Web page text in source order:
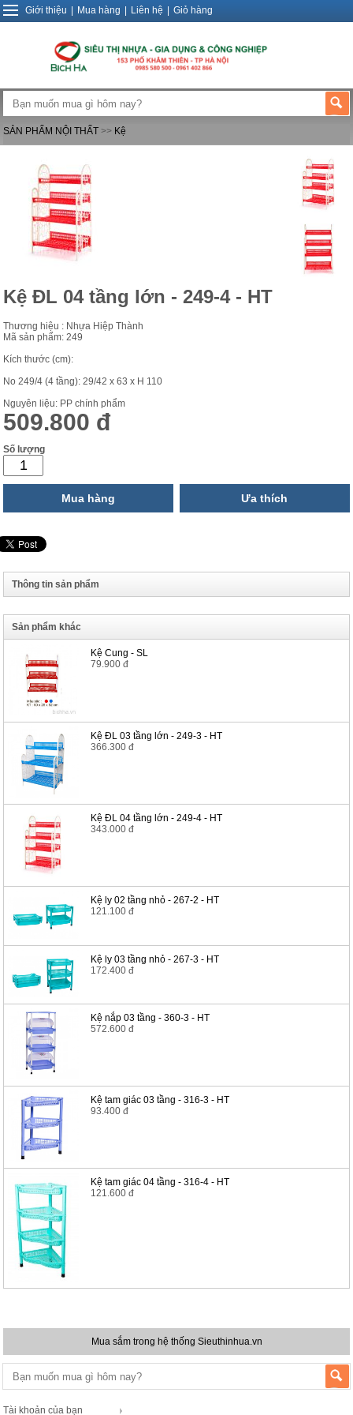
Giới thiệu Mua hàng Liên hệ Giỏ hàng
SẢN PHẨM NỘI THẤT >> Kệ
Kệ ĐL 04 tầng lớn - 249-4 - HT
Thương hiệu : Nhựa Hiệp Thành
Mã sản phẩm: 249
Kích thước (cm):
No 249/4 (4 tầng): 29/42 x 63 x H 110
Nguyên liệu: PP chính phẩm
509.800 đ
Số lượng
Mua hàng Ưa thích
Thông tin sản phẩm
Sản phẩm khác
Kệ Cung - SL
79.900 đ
Kệ ĐL 03 tầng lớn - 249-3 - HT
366.300 đ
Kệ ĐL 04 tầng lớn - 249-4 - HT
343.000 đ
Kệ ly 02 tầng nhỏ - 267-2 - HT
121.100 đ
Kệ ly 03 tầng nhỏ - 267-3 - HT
172.400 đ
Kệ nắp 03 tầng - 360-3 - HT
572.600 đ
Kệ tam giác 03 tầng - 316-3 - HT
93.400 đ
Kệ tam giác 04 tầng - 316-4 - HT
121.600 đ
Mua sắm trong hệ thống Sieuthinhua.vn
Tài khoản của bạn